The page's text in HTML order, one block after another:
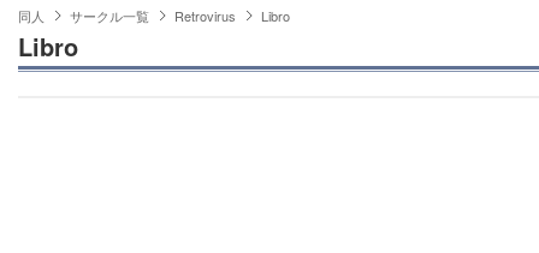
同人 サークル一覧 Retrovirus Libro
Libro